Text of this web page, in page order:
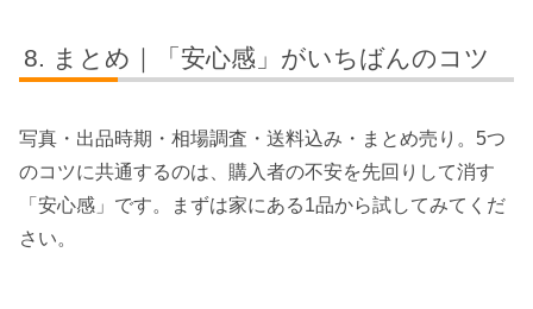
まとめ｜「安心感」がいちばんのコツ
写真・出品時期・相場調査・送料込み・まとめ売り。5つ
のコツに共通するのは、購入者の不安を先回りして消す
「安心感」です。まずは家にある1品から試してみてくだ
さい。